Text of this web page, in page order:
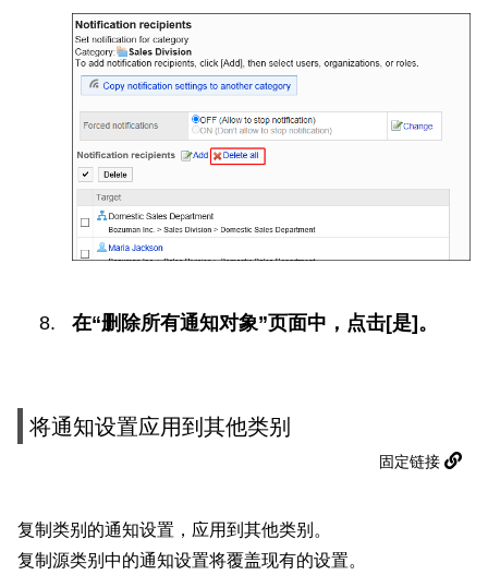
在“删除所有通知对象”页面中，点击[是]。
将通知设置应用到其他类别
固定链接
复制类别的通知设置，应用到其他类别。
复制源类别中的通知设置将覆盖现有的设置。